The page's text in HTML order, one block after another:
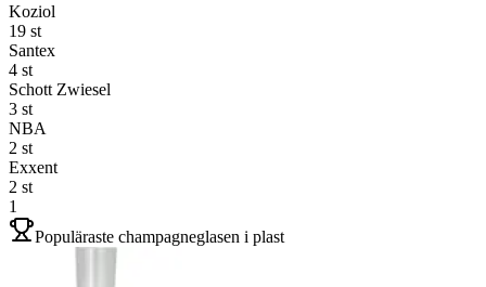
Koziol
19 st
Santex
4 st
Schott Zwiesel
3 st
NBA
2 st
Exxent
2 st
1
Populäraste champagneglasen i plast